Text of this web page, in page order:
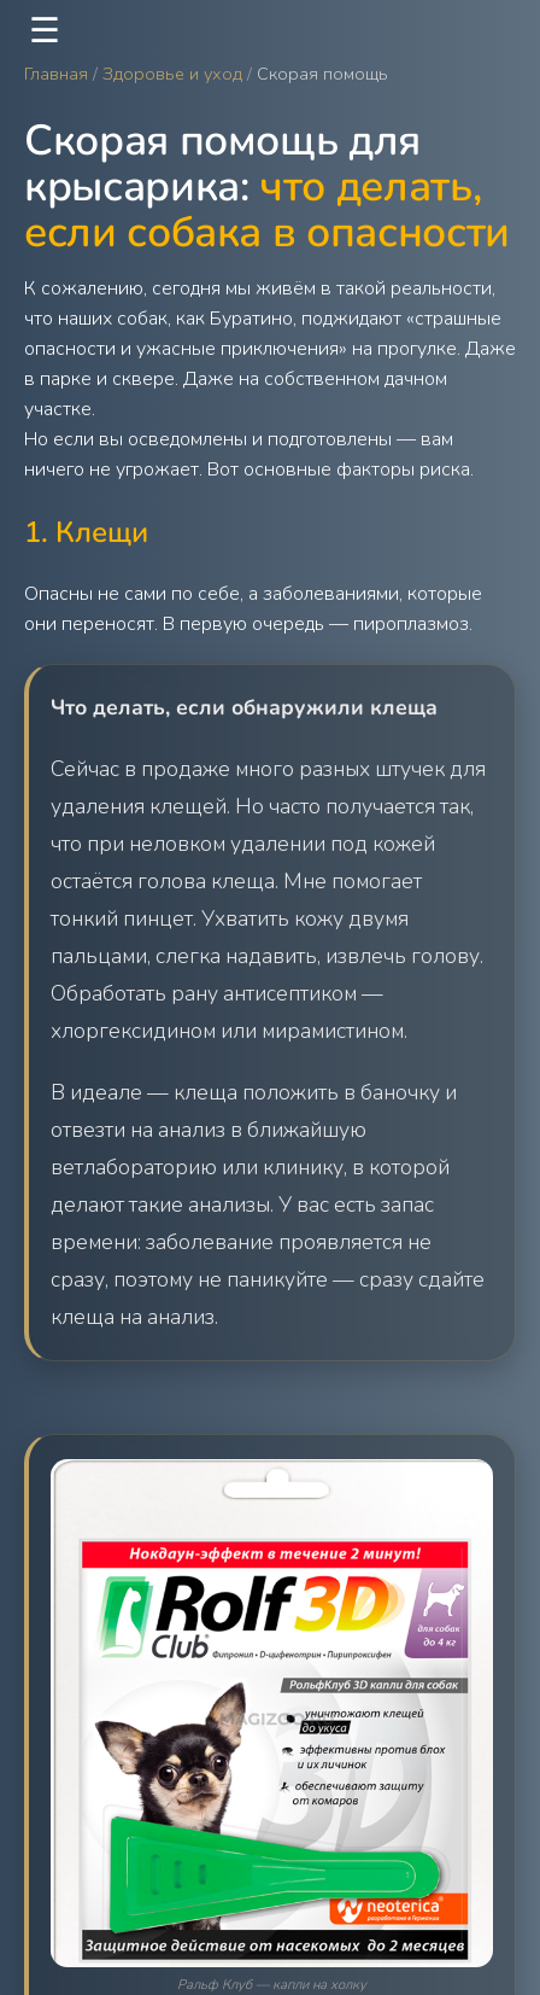
☰
Главная / Здоровье и уход / Скорая помощь
Скорая помощь для
крысарика: что делать,
если собака в опасности
К сожалению, сегодня мы живём в такой реальности,
что наших собак, как Буратино, поджидают «страшные
опасности и ужасные приключения» на прогулке. Даже
в парке и сквере. Даже на собственном дачном
участке.
Но если вы осведомлены и подготовлены — вам
ничего не угрожает. Вот основные факторы риска.
1. Клещи
Опасны не сами по себе, а заболеваниями, которые
они переносят. В первую очередь — пироплазмоз.
Что делать, если обнаружили клеща
Сейчас в продаже много разных штучек для
удаления клещей. Но часто получается так,
что при неловком удалении под кожей
остаётся голова клеща. Мне помогает
тонкий пинцет. Ухватить кожу двумя
пальцами, слегка надавить, извлечь голову.
Обработать рану антисептиком —
хлоргексидином или мирамистином.
В идеале — клеща положить в баночку и
отвезти на анализ в ближайшую
ветлабораторию или клинику, в которой
делают такие анализы. У вас есть запас
времени: заболевание проявляется не
сразу, поэтому не паникуйте — сразу сдайте
клеща на анализ.
Ральф Клуб — капли на холку